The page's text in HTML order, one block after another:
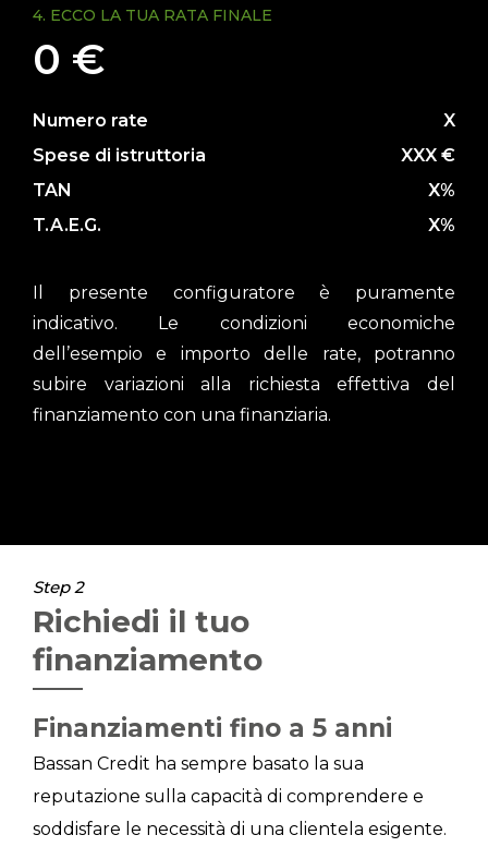
CONTATTI
4. ECCO LA TUA RATA FINALE
0 €
Numero rate
X
Spese di istruttoria
XXX €
TAN
X%
T.A.E.G.
X%
Il presente configuratore è puramente
indicativo. Le condizioni economiche
dell’esempio e importo delle rate, potranno
subire variazioni alla richiesta effettiva del
finanziamento con una finanziaria.
Step 2
Richiedi il tuo
finanziamento
Finanziamenti fino a 5 anni
Bassan Credit ha sempre basato la sua
reputazione sulla capacità di comprendere e
soddisfare le necessità di una clientela esigente.